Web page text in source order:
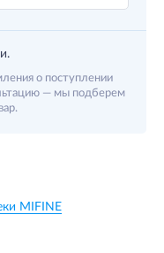
о поступлении
— мы подберем
MIFINE